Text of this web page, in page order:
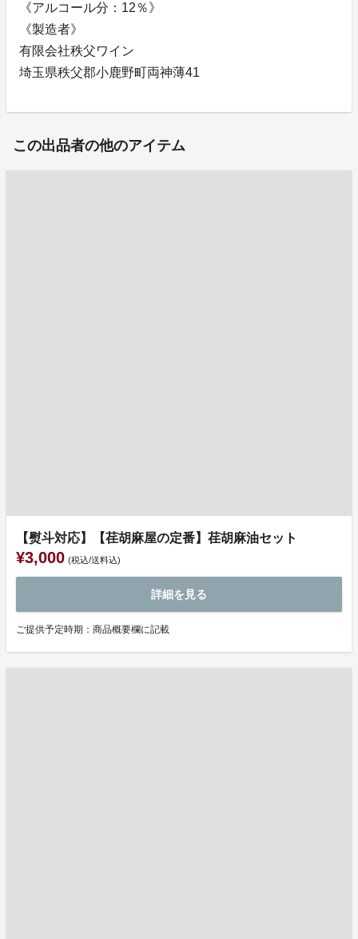
《アルコール分：12％》
《製造者》
有限会社秩父ワイン
埼玉県秩父郡小鹿野町両神薄41
この出品者の他のアイテム
【熨斗対応】【荏胡麻屋の定番】荏胡麻油セット
¥3,000 (税込/送料込)
詳細を見る
ご提供予定時期：商品概要欄に記載